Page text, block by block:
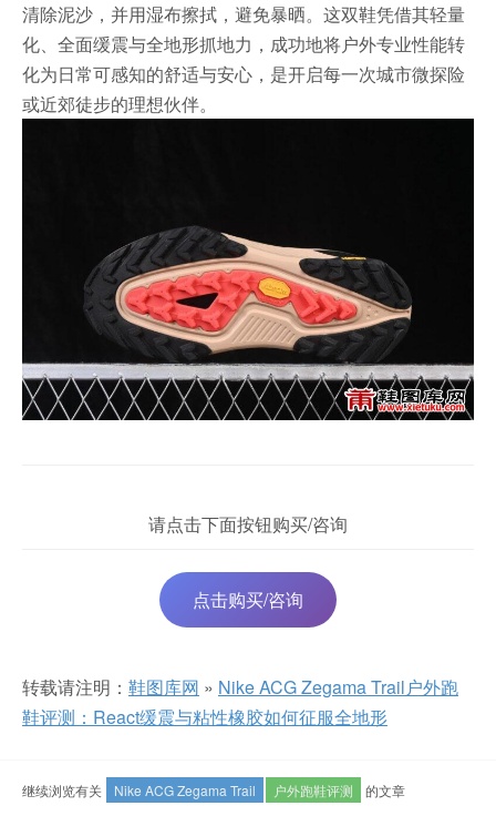
清除泥沙，并用湿布擦拭，避免暴晒。这双鞋凭借其轻量
化、全面缓震与全地形抓地力，成功地将户外专业性能转
化为日常可感知的舒适与安心，是开启每一次城市微探险
或近郊徒步的理想伙伴。
请点击下面按钮购买/咨询
点击购买/咨询
转载请注明： 鞋图库网 » Nike ACG Zegama Trail户外跑
鞋评测：React缓震与粘性橡胶如何征服全地形
继续浏览有关 Nike ACG Zegama Trail 户外跑鞋评测 的文章